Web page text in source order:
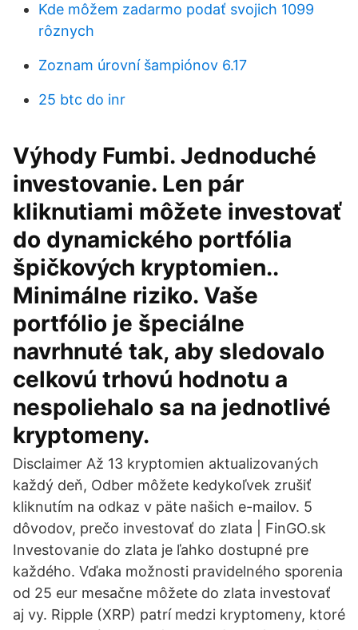
Kde môžem zadarmo podať svojich 1099
rôznych
Zoznam úrovní šampiónov 6.17
25 btc do inr
Výhody Fumbi. Jednoduché
investovanie. Len pár
kliknutiami môžete investovať
do dynamického portfólia
špičkových kryptomien..
Minimálne riziko. Vaše
portfólio je špeciálne
navrhnuté tak, aby sledovalo
celkovú trhovú hodnotu a
nespoliehalo sa na jednotlivé
kryptomeny.
Disclaimer Až 13 kryptomien aktualizovaných
každý deň, Odber môžete kedykoľvek zrušiť
kliknutím na odkaz v päte našich e-mailov. 5
dôvodov, prečo investovať do zlata | FinGO.sk
Investovanie do zlata je ľahko dostupné pre
každého. Vďaka možnosti pravidelného sporenia
od 25 eur mesačne môžete do zlata investovať
aj vy. Ripple (XRP) patrí medzi kryptomeny, ktoré